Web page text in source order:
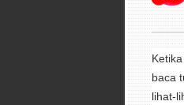
baca
lihat-